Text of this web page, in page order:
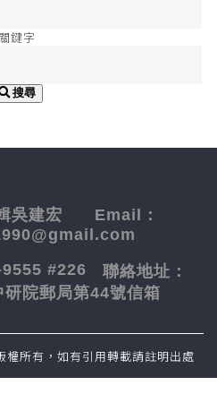
關鍵字
搜尋
輯吳建宏 Email：
9555 #226 聯絡地址：
院郵局第44號信箱
所有，如有引用轉載請註明出處